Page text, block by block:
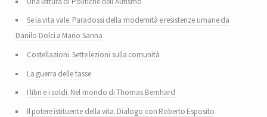
Se la vita vale. Paradossi della modernità e resistenze umane da
Danilo Dolci a Mario Sanna
Costellazioni. Sette lezioni sulla comunità
La guerra delle tasse
I libri e i soldi. Nel mondo di Thomas Bernhard
Il potere istituente della vita. Dialogo con Roberto Esposito